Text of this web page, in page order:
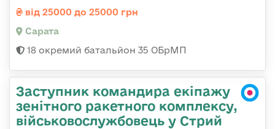
від 25000 до 25000 грн
Сарата
18 окремий батальйон 35 ОБрМП
Заступник командира екіпажу
зенітного ракетного комплексу,
військовослужбовець у Стрий